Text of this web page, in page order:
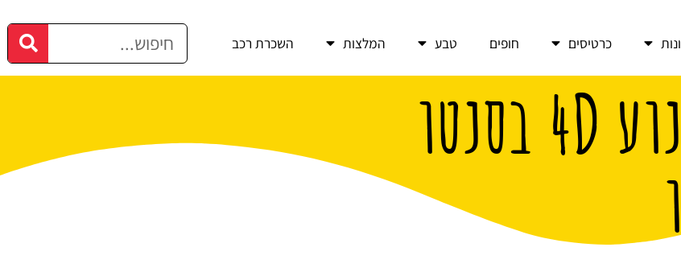
כרטיסים חופים טבע המלצות השכרת רכב
סיור מודרך עם קולנוע 4D בסנטו